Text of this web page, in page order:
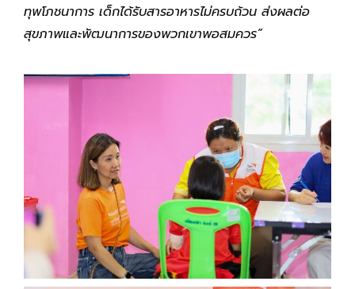
ทุพโภชนาการ เด็กได้รับสารอาหารไม่ครบถ้วน ส่งผลต่อ
สุขภาพและพัฒนาการของพวกเขาพอสมควร”